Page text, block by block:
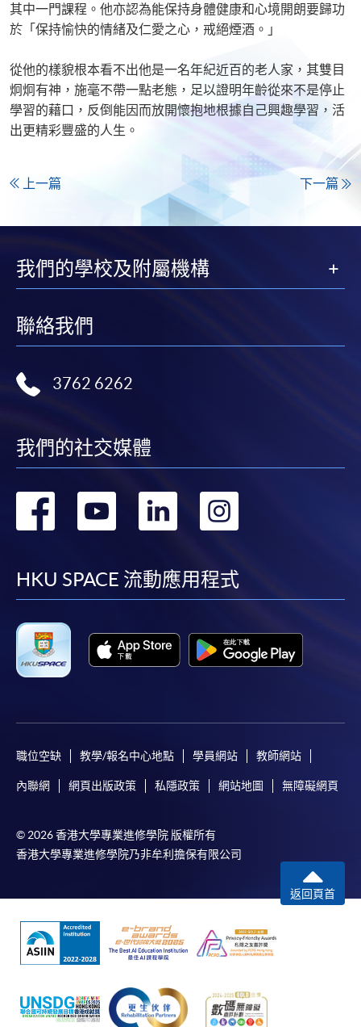
其中一門課程。他亦認為能保持身體健康和心境開朗要歸功
於「保持愉快的情緒及仁愛之心，戒絕煙酒。」
從他的樣貌根本看不出他是一名年紀近百的老人家，其雙目
炯炯有神，施毫不帶一點老態，足以證明年齡從來不是停止
學習的藉口，反倒能因而放開懷抱地根據自己興趣學習，活
出更精彩豐盛的人生。
上一篇 下一篇
我們的學校及附屬機構
聯絡我們
3762 6262
我們的社交媒體
轉
facebook
轉
youtube
轉
linkedin
轉
HKU SPACE 流動應用程式
職位空缺 教學/報名中心地點 學員網站 教師網站
內聯網 網頁出版政策 私隱政策 網站地圖 無障礙網頁
© 2026 香港大學專業進修學院 版權所有
香港大學專業進修學院乃非牟利擔保有限公司
返回頁首